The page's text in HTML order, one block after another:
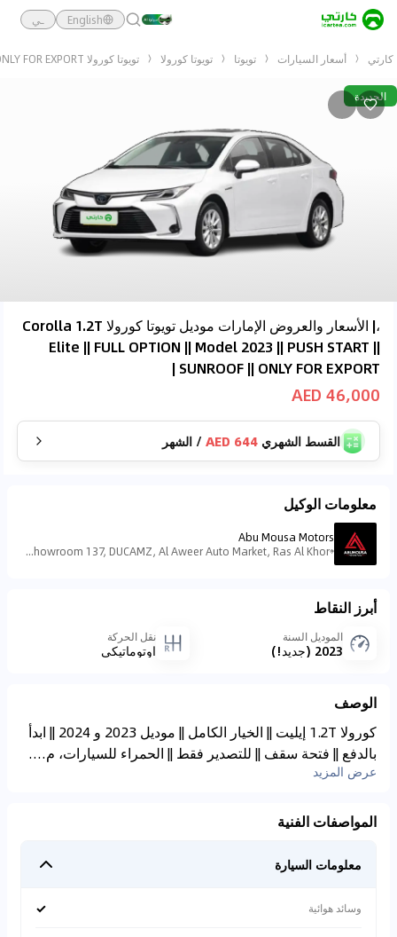
English ـي
كارتي أسعار السيارات تويوتا تويوتا كورولا تويوتا كورولا Corolla 1.2T Elite || FULL OPTION || Model 2023 || PUSH START || SUNROOF || ONLY FOR EXPORT |
الجديدة
،| الأسعار والعروض الإمارات موديل تويوتا كورولا Corolla 1.2T
Elite || FULL OPTION || Model 2023 || PUSH START ||
SUNROOF || ONLY FOR EXPORT |
46,000 AED
القسط الشهري 644 AED
/ الشهر
معلومات الوكيل
Abu Mousa Motors
Showroom 137, DUCAMZ, Al Aweer Auto Market, Ras Al Khor - منطقة رأس الخور الصناعية - منطقة رأس الخور الصناعية - ٣ - دبي - الإمارات العربية المتحدة
أبرز النقاط
الموديل السنة
2023 (جديد!)
نقل الحركة
اوتوماتيكي
الوصف
كورولا 1.2T إيليت || الخيار الكامل || موديل 2023 و 2024 || ابدأ
بالدفع || فتحة سقف || للتصدير فقط || الحمراء للسيارات، م....
عرض المزيد
المواصفات الفنية
معلومات السيارة
وسائد هوائية ✓